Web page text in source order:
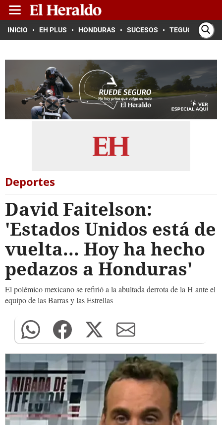
INICIO EH PLUS HONDURAS SUCESOS TEGUCIGALPA
Deportes
David Faitelson:
'Estados Unidos está de
vuelta... Hoy ha hecho
pedazos a Honduras'
El polémico mexicano se refirió a la abultada derrota de la H ante el
equipo de las Barras y las Estrellas